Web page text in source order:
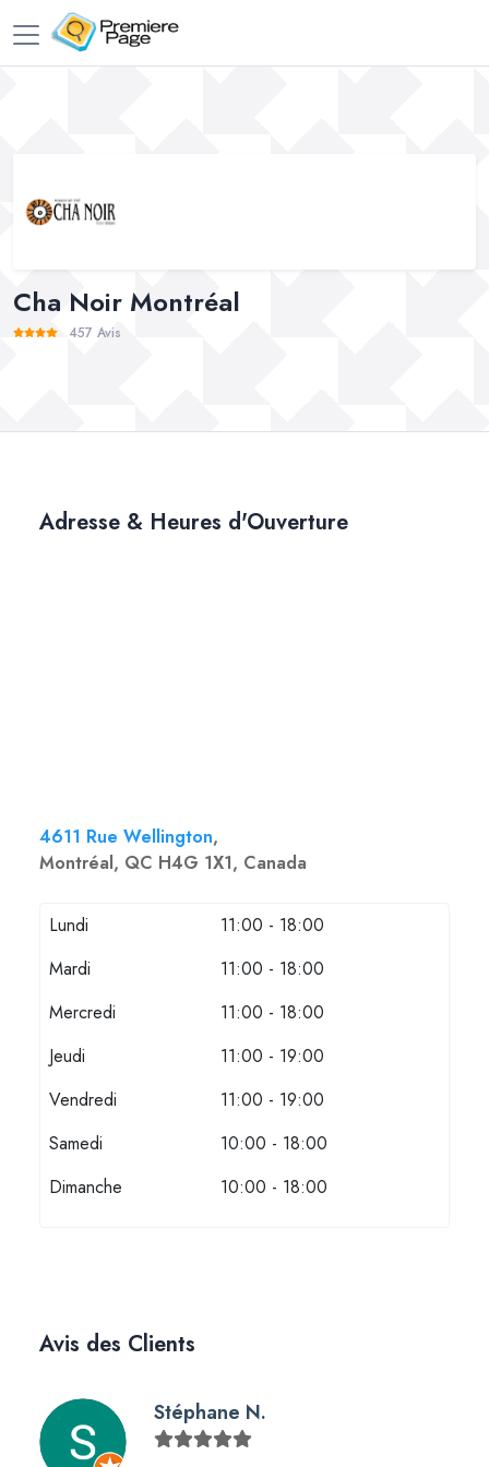
Cha Noir Montréal
457 Avis
Adresse & Heures d'Ouverture
4611 Rue Wellington,
Montréal, QC H4G 1X1, Canada
Lundi
11:00 - 18:00
Mardi
11:00 - 18:00
Mercredi
11:00 - 18:00
Jeudi
11:00 - 19:00
Vendredi
11:00 - 19:00
Samedi
10:00 - 18:00
Dimanche
10:00 - 18:00
Avis des Clients
Stéphane N.